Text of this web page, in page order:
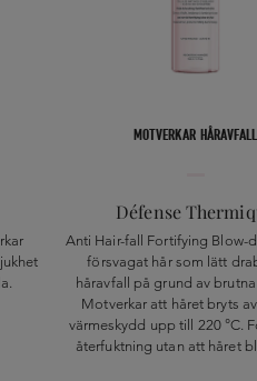
MOTVERKAR HÅRAVFALL
Défense
Anti Hair-fall Fortifying Blow-
försvagat hår som lätt
håravfall på grund av
Motverkar att håret bryts
värmeskydd upp till 220 °C.
återfuktning utan att håret